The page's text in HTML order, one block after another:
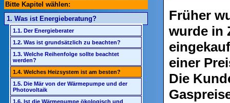
Bitte Kapitel wählen:
1. Was ist Energieberatung?
1.1. Der Energieberater
1.2. Was ist grundsätzlich zu beachten?
1.3. Welche Reihenfolge sollte beachtet
werden?
1.4. Welches Heizsystem ist am besten?
1.5. Die Mär von der Wärmepumpe und der
Photovoltaik
1.6. Ist die Wärmepumpe ökologisch und
Früher
wurde in
einer
Die